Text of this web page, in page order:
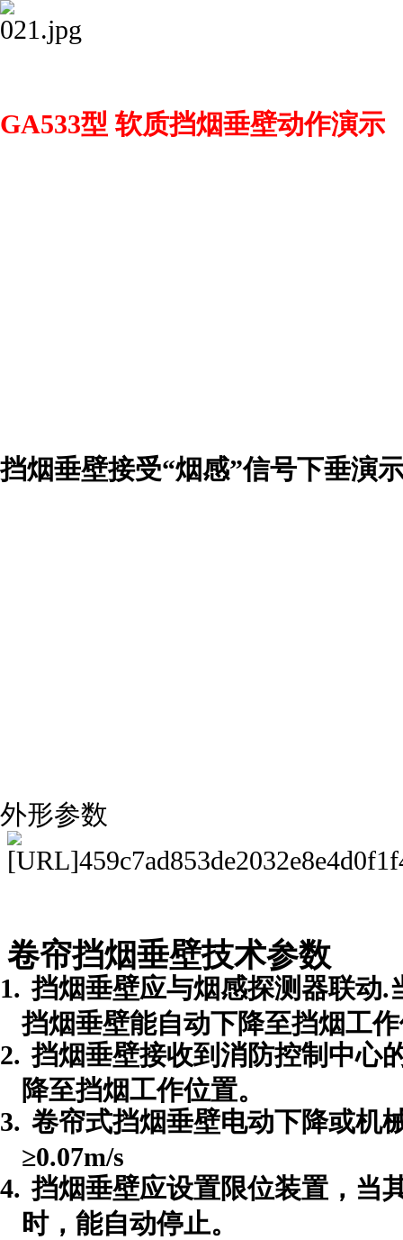
GA533型 软质挡烟垂壁动作演示
挡烟垂壁接受“烟感”信号下垂演
外形参数
卷帘挡烟垂壁技术参数
1. 挡烟垂壁应与烟感探测器联动.
挡烟垂壁能自动下降至挡烟工
2. 挡烟垂壁接收到消防控制中心
降至挡烟工作位置。
3. 卷帘式挡烟垂壁电动下降或机
≥0.07m/s
4. 挡烟垂壁应设置限位装置，当
时，能自动停止。